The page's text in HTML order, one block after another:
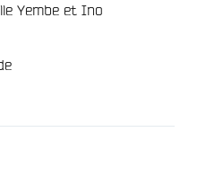
Yembe et Ino
/